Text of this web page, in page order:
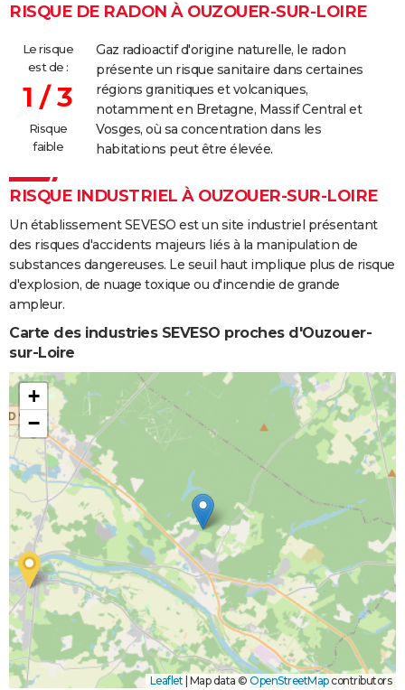
RISQUE DE RADON À OUZOUER-SUR-LOIRE
Le risque
est de :
1 / 3
Risque
faible
Gaz radioactif d'origine naturelle, le radon
présente un risque sanitaire dans certaines
régions granitiques et volcaniques,
notamment en Bretagne, Massif Central et
Vosges, où sa concentration dans les
habitations peut être élevée.
RISQUE INDUSTRIEL À OUZOUER-SUR-LOIRE
Un établissement SEVESO est un site industriel présentant
des risques d'accidents majeurs liés à la manipulation de
substances dangereuses. Le seuil haut implique plus de risque
d'explosion, de nuage toxique ou d'incendie de grande
ampleur.
Carte des industries SEVESO proches d'Ouzouer-
sur-Loire
+
−
Leaflet | Map data © OpenStreetMapcontributors